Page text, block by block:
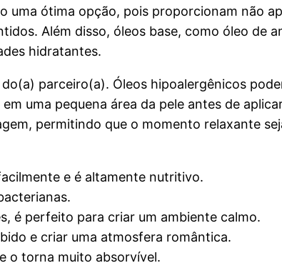
uma ótima opção, pois proporcionam não
Além disso, óleos base, como óleo de
hidratantes.
parceiro(a). Óleos hipoalergênicos
uma pequena área da pele antes de
permitindo que o momento relaxante
e é altamente nutritivo.
é perfeito para criar um ambiente calmo.
e criar uma atmosfera romântica.
o torna muito absorvível.